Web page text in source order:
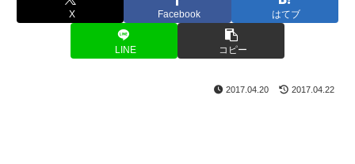
X Facebook はてブ
LINE コピー
2017.04.20 2017.04.22